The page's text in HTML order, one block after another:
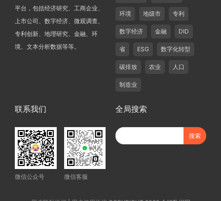
平台，包括经济研究、工商企业、
上市公司、数字经济、微观调查、
专利创新、地理研究、金融、环
境、文本分析数据等等。
环境 地级市 专利
数字经济 金融 DID
省 ESG 数字化转型
碳排放 农业 人口
制造业
联系我们
微信公众号 微信客服
全局搜索